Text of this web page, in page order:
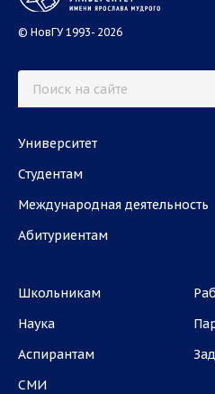
© НовГУ 1993- 2026
Университет
Студентам
Международная деятельность
Абитуриентам
Школьникам
Наука
Аспирантам
СМИ